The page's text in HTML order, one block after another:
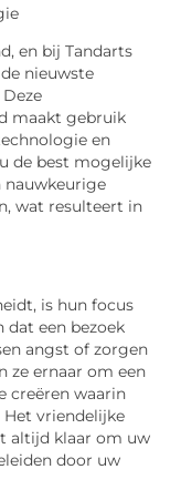
en bij Tandarts
nieuwste
maakt gebruik
en
de best mogelijke
nauwkeurige
wat resulteert in
is hun focus
een bezoek
angst of zorgen
ze ernaar om een
creëren waarin
Het vriendelijke
altijd klaar om uw
door uw